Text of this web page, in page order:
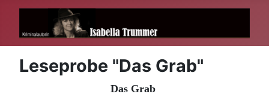
Leseprobe "Das Grab"
Das Grab